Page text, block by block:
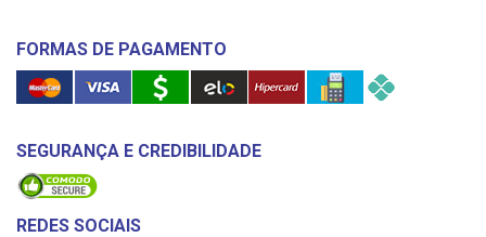
FORMAS DE PAGAMENTO
SEGURANÇA E CREDIBILIDADE
REDES SOCIAIS